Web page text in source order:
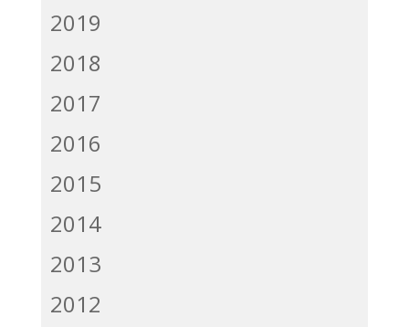
2019
2018
2017
2016
2015
2014
2013
2012